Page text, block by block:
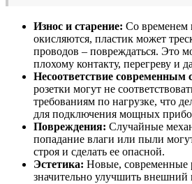
Износ и старение: Со временем
окисляются, пластик может
проводов – повреждаться. Это
плохому контакту, перегреву и
Несоответствие современным
розетки могут не
требованиям по нагрузке, что
для подключения мощных
Повреждения: Случайные
попадание влаги или пыли
строя и сделать ее опасной.
Эстетика: Новые, современные
значительно улучшить